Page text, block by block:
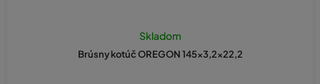
Brúsny kotúč OREGON 145x3,2x22,2
Skladom